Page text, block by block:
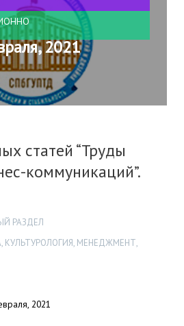
2021
статей “Труды
коммуникаций”.
РАЗДЕЛ
МЕНЕДЖМЕНТ,
2021